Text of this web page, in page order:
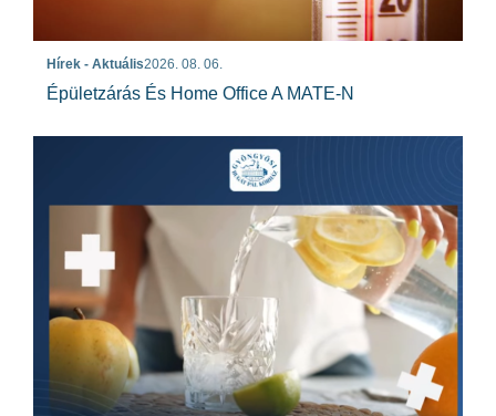
Hírek - Aktuális2026. 08. 06.
Épületzárás És Home Office A MATE-N